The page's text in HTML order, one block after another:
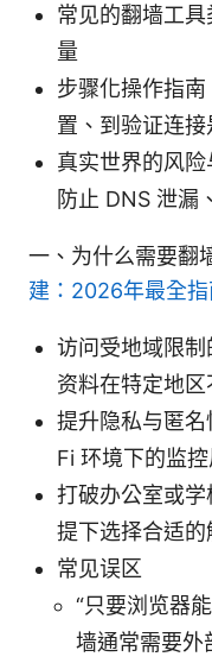
常见的翻墙工
量
步骤化操作指
置、到验证连接
真实世界的风险
防止 DNS 泄漏
一、为什么需要翻
建：2026年最全
访问受地域限
资料在特定地区
提升隐私与匿
Fi 环境下的监
打破办公室或
提下选择合适的
常见误区
“只要浏览器
墙通常需要外